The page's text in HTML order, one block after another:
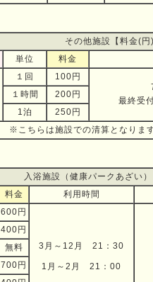
その他施設【料金(円
単位 料金
１回
100円
最終受
１時間 200円
1泊 250円
※こちらは施設での清算となりま
入浴施設（健康パークあざい
料金 利用時間
600円
3月～12月 21：30
1月～2月 21：00
400円
無料
700円